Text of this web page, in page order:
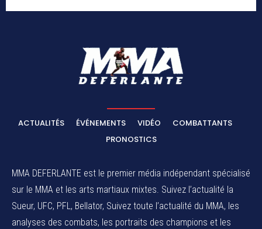
ACTUALITÉS ÉVÉNEMENTS VIDÉO
COMBATTANTS
PRONOSTICS
MMA DEFERLANTE est le premier média indépendant spécialisé
sur le MMA et les arts martiaux mixtes. Suivez l’actualité la
Sueur, UFC, PFL, Bellator, Suivez toute l’actualité du MMA, les
analyses des combats, les portraits des champions et les